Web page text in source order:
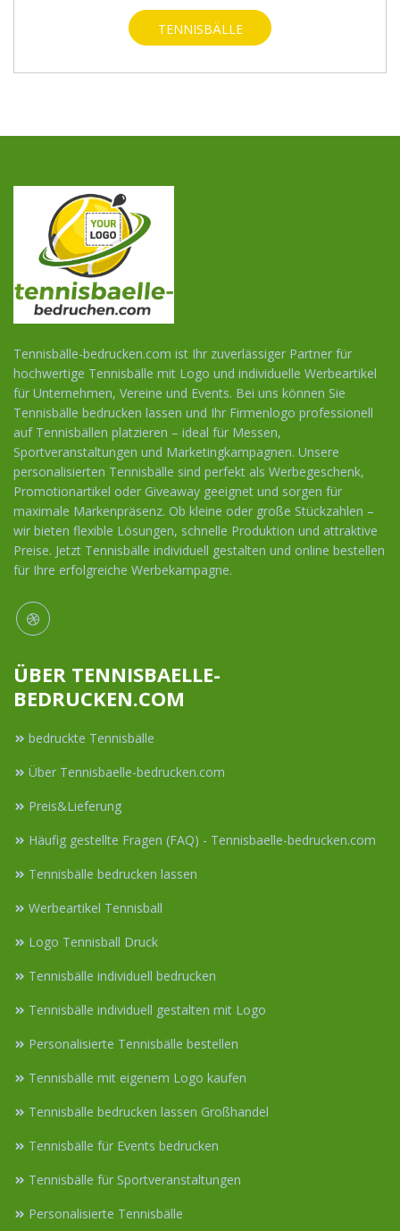
TENNISBÄLLE
Tennisbälle-bedrucken.com ist Ihr zuverlässiger Partner für
hochwertige Tennisbälle mit Logo und individuelle Werbeartikel
für Unternehmen, Vereine und Events. Bei uns können Sie
Tennisbälle bedrucken lassen und Ihr Firmenlogo professionell
auf Tennisbällen platzieren – ideal für Messen,
Sportveranstaltungen und Marketingkampagnen. Unsere
personalisierten Tennisbälle sind perfekt als Werbegeschenk,
Promotionartikel oder Giveaway geeignet und sorgen für
maximale Markenpräsenz. Ob kleine oder große Stückzahlen –
wir bieten flexible Lösungen, schnelle Produktion und attraktive
Preise. Jetzt Tennisbälle individuell gestalten und online bestellen
für Ihre erfolgreiche Werbekampagne.
ÜBER TENNISBAELLE-
BEDRUCKEN.COM
bedruckte Tennisbälle
Über Tennisbaelle-bedrucken.com
Preis&Lieferung
Häufig gestellte Fragen (FAQ) - Tennisbaelle-bedrucken.com
Tennisbälle bedrucken lassen
Werbeartikel Tennisball
Logo Tennisball Druck
Tennisbälle individuell bedrucken
Tennisbälle individuell gestalten mit Logo
Personalisierte Tennisbälle bestellen
Tennisbälle mit eigenem Logo kaufen
Tennisbälle bedrucken lassen Großhandel
Tennisbälle für Events bedrucken
Tennisbälle für Sportveranstaltungen
Personalisierte Tennisbälle